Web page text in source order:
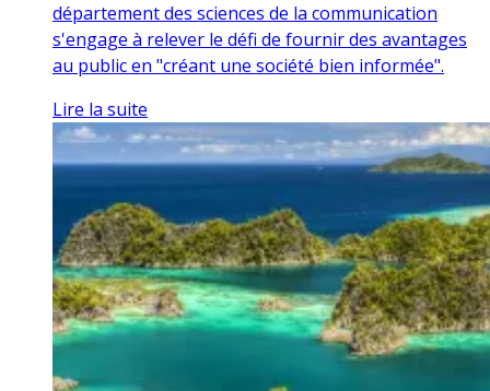
département des sciences de la communication
s'engage à relever le défi de fournir des avantages
au public en "créant une société bien informée".
Lire la suite